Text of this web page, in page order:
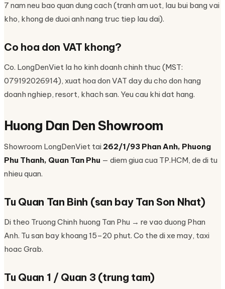
7 nam neu bao quan dung cach (tranh am uot, lau bui bang vai
kho, khong de duoi anh nang truc tiep lau dai).
Co hoa don VAT khong?
Co. LongDenViet la ho kinh doanh chinh thuc (MST:
079192026914), xuat hoa don VAT day du cho don hang
doanh nghiep, resort, khach san. Yeu cau khi dat hang.
Huong Dan Den Showroom
Showroom LongDenViet tai 262/1/93 Phan Anh, Phuong
Phu Thanh, Quan Tan Phu — diem giua cua TP.HCM, de di tu
nhieu quan.
Tu Quan Tan Binh (san bay Tan Son Nhat)
Di theo Truong Chinh huong Tan Phu → re vao duong Phan
Anh. Tu san bay khoang 15–20 phut. Co the di xe may, taxi
hoac Grab.
Tu Quan 1 / Quan 3 (trung tam)